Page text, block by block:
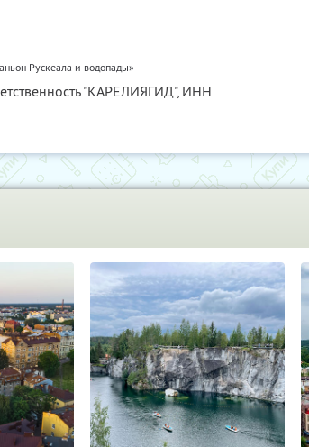
Рускеала и водопады»
"КАРЕЛИЯГИД", ИНН